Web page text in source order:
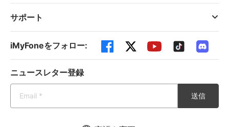
サポート
iMyFoneをフォロー:
ニュースレター登録
送信